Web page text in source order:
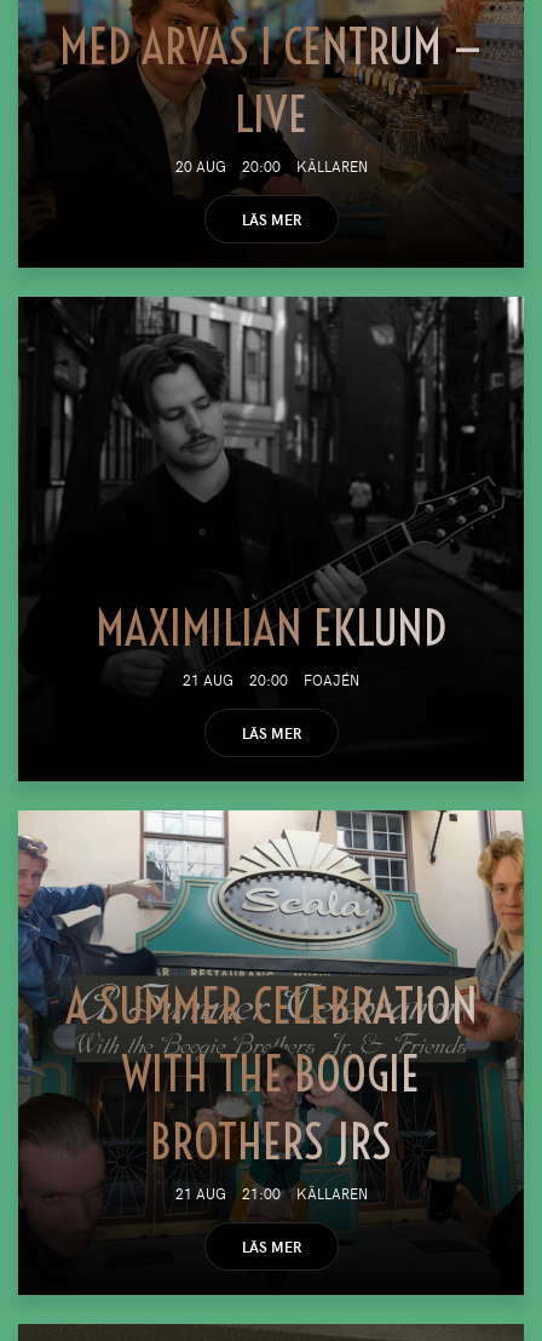
MED ARVAS I CENTRUM —
LIVE
20 AUG 20:00 KÄLLAREN
LÄS MER
MAXIMILIAN EKLUND
21 AUG 20:00 FOAJÉN
LÄS MER
A SUMMER CELEBRATION
WITH THE BOOGIE
BROTHERS JRS
21 AUG 21:00 KÄLLAREN
LÄS MER